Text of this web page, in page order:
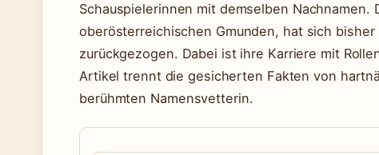
Schauspielerinnen mit demselben
oberösterreichischen Gmunden, hat sich
zurückgezogen. Dabei ist ihre Karriere mit
Artikel trennt die gesicherten Fakten von
berühmten Namensvetterin.